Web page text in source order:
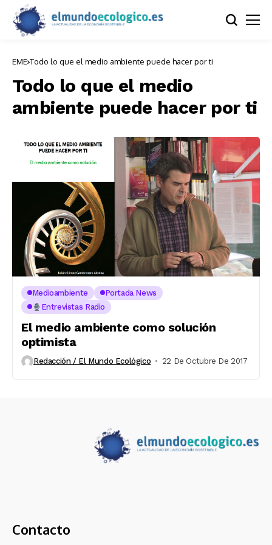
EME Todo lo que el medio ambiente puede hacer por ti
Todo lo que el medio
ambiente puede hacer por ti
Medioambiente
Portada News
Entrevistas Radio
El medio ambiente como solución
optimista
Redacción / El Mundo Ecológico 22 De Octubre De 2017
Contacto